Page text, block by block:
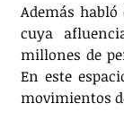
Además habló
cuya
millones de
En este
movimientos